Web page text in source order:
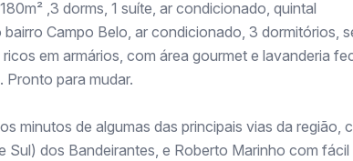
,3 dorms, 1 suíte, ar condicionado, quintal
Campo Belo, ar condicionado, 3 dormitórios,
em armários, com área gourmet e lavanderia
para mudar.
minutos de algumas das principais vias da região,
Sul) dos Bandeirantes, e Roberto Marinho com